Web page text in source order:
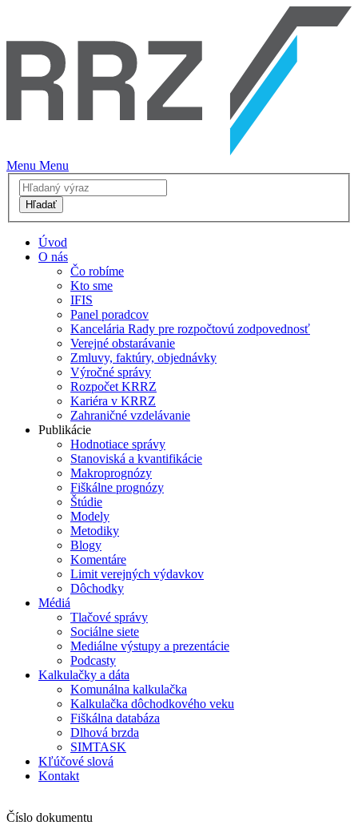
Menu Menu
Hľadať
Úvod
O nás
Čo robíme
Kto sme
IFIS
Panel poradcov
Kancelária Rady pre rozpočtovú zodpovednosť
Verejné obstarávanie
Zmluvy, faktúry, objednávky
Výročné správy
Rozpočet KRRZ
Kariéra v KRRZ
Zahraničné vzdelávanie
Publikácie
Hodnotiace správy
Stanoviská a kvantifikácie
Makroprognózy
Fiškálne prognózy
Štúdie
Modely
Metodiky
Blogy
Komentáre
Limit verejných výdavkov
Dôchodky
Médiá
Tlačové správy
Sociálne siete
Mediálne výstupy a prezentácie
Podcasty
Kalkulačky a dáta
Komunálna kalkulačka
Kalkulačka dôchodkového veku
Fiškálna databáza
Dlhová brzda
SIMTASK
Kľúčové slová
Kontakt
Číslo dokumentu